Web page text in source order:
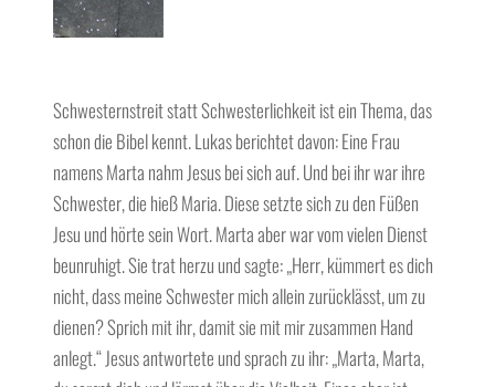
Schwesternstreit statt Schwesterlichkeit ist ein Thema, das
schon die Bibel kennt. Lukas berichtet davon: Eine Frau
namens Marta nahm Jesus bei sich auf. Und bei ihr war ihre
Schwester, die hieß Maria. Diese setzte sich zu den Füßen
Jesu und hörte sein Wort. Marta aber war vom vielen Dienst
beunruhigt. Sie trat herzu und sagte: „Herr, kümmert es dich
nicht, dass meine Schwester mich allein zurücklässt, um zu
dienen? Sprich mit ihr, damit sie mit mir zusammen Hand
anlegt.“ Jesus antwortete und sprach zu ihr: „Marta, Marta,